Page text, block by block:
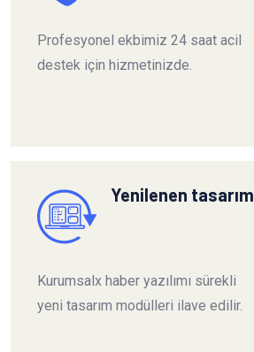
Profesyonel ekbimiz 24 saat acil
destek için hizmetinizde.
Yenilenen tasarım
Kurumsalx haber yazılımı sürekli
yeni tasarım modülleri ilave edilir.